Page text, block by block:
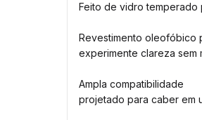
Feito de vidro temperado
Revestimento oleofóbico
experimente clareza sem
Ampla compatibilidade
projetado para caber em